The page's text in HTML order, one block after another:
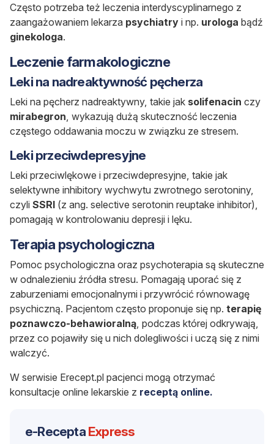
Często potrzeba też leczenia interdyscyplinarnego z
zaangażowaniem lekarza psychiatry i np. urologa bądź
ginekologa.
Leczenie farmakologiczne
Leki na nadreaktywność pęcherza
Leki na pęcherz nadreaktywny, takie jak solifenacin czy
mirabegron , wykazują dużą skuteczność leczenia
częstego oddawania moczu w związku ze stresem.
Leki przeciwdepresyjne
Leki przeciwlękowe i przeciwdepresyjne, takie jak
selektywne inhibitory wychwytu zwrotnego serotoniny,
czyli SSRI (z ang. selective serotonin reuptake inhibitor),
pomagają w kontrolowaniu depresji i lęku.
Terapia psychologiczna
Pomoc psychologiczna oraz psychoterapia są skuteczne
w odnalezieniu źródła stresu. Pomagają uporać się z
zaburzeniami emocjonalnymi i przywrócić równowagę
psychiczną. Pacjentom często proponuje się np. terapię
poznawczo-behawioralną , podczas której odkrywają,
przez co pojawiły się u nich dolegliwości i uczą się z nimi
walczyć.
W serwisie Erecept.pl pacjenci mogą otrzymać
konsultacje online lekarskie z receptą online.
e-Recepta Express